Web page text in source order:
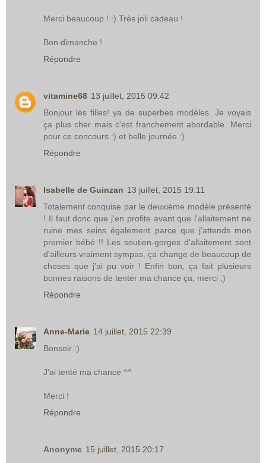
Merci beaucoup ! :) Très joli cadeau !
Bon dimanche !
Répondre
vitamine68 13 juillet, 2015 09:42
Bonjour les filles! ya de superbes modèles. Je voyais
ça plus cher mais c'est franchement abordable. Merci
pour ce concours :) et belle journée :)
Répondre
Isabelle de Guinzan 13 juillet, 2015 19:11
Totalement conquise par le deuxième modèle présenté
! Il faut donc que j'en profite avant que l'allaitement ne
ruine mes seins également parce que j'attends mon
premier bébé !! Les soutien-gorges d'allaitement sont
d'ailleurs vraiment sympas, ça change de beaucoup de
choses que j'ai pu voir ! Enfin bon, ça fait plusieurs
bonnes raisons de tenter ma chance ça, merci ;)
Répondre
Anne-Marie 14 juillet, 2015 22:39
Bonsoir :)
J'ai tenté ma chance ^^
Merci !
Répondre
Anonyme 15 juillet, 2015 20:17